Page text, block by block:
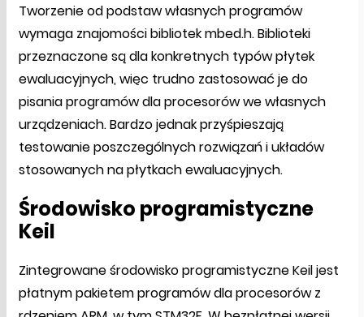
Tworzenie od podstaw własnych programów
wymaga znajomości bibliotek mbed.h. Biblioteki
przeznaczone są dla konkretnych typów płytek
ewaluacyjnych, więc trudno zastosować je do
pisania programów dla procesorów we własnych
urządzeniach. Bardzo jednak przyśpieszają
testowanie poszczególnych rozwiązań i układów
stosowanych na płytkach ewaluacyjnych.
Środowisko programistyczne
Keil
Zintegrowane środowisko programistyczne Keil jest
płatnym pakietem programów dla procesorów z